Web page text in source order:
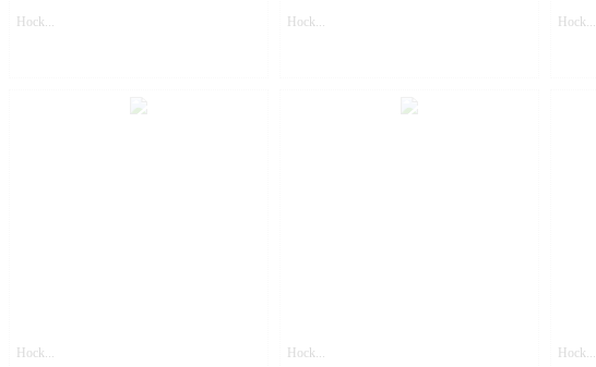
Hock... Hock... Hock...
Hock... Hock... Hock...